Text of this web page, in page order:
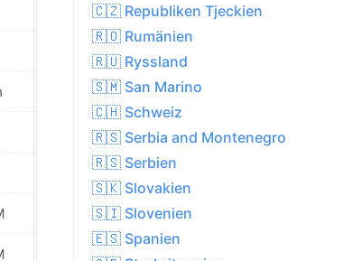
12.5°C
46%
20.5 kph
0.0 mm
7.0
06:19 AM
09:17 PM
🇨🇿 Republiken Tjeckien
🇷🇴 Rumänien
🇷🇺 Ryssland
🇸🇲 San Marino
🇨🇭 Schweiz
🇷🇸 Serbia and Montenegro
🇷🇸 Serbien
🇸🇰 Slovakien
🇸🇮 Slovenien
🇪🇸 Spanien